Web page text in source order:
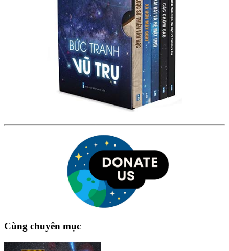
Cùng chuyên mục